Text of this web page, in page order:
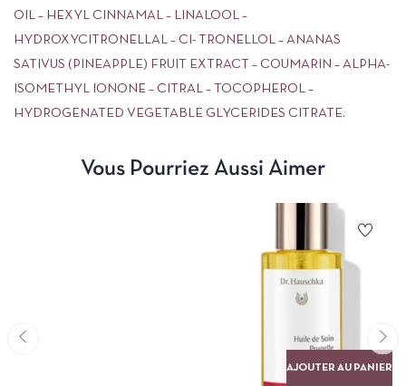
OIL – HEXYL CINNAMAL – LINALOOL –
HYDROXYCITRONELLAL – CI- TRONELLOL – ANANAS
SATIVUS (PINEAPPLE) FRUIT EXTRACT – COUMARIN – ALPHA-
ISOMETHYL IONONE – CITRAL – TOCOPHEROL –
HYDROGENATED VEGETABLE GLYCERIDES CITRATE.
Vous Pourriez Aussi Aimer
AJOUTER AU PANIER